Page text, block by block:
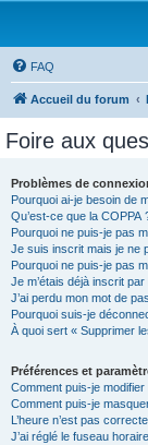
FAQ
Accueil du forum
Foire aux
Problèmes de
Pourquoi ai-je besoin de
Qu’est-ce que la COPPA
Pourquoi ne puis-je pas
Je suis inscrit mais je ne
Pourquoi ne puis-je pas
Je m’étais déjà inscrit
J’ai perdu mon mot de
Pourquoi suis-je
À quoi sert « Supprimer
Préférences et
Comment puis-je
Comment puis-je
L’heure n’est pas
J’ai réglé le fuseau